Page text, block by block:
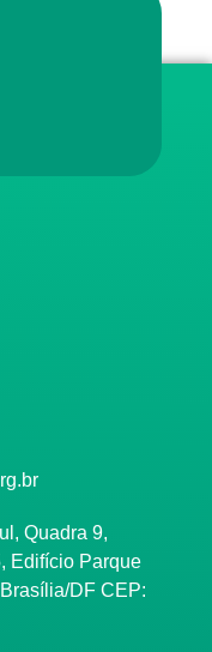
Quadra 9,
Edifício Parque
DF CEP: